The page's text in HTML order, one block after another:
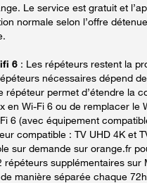
Le service est gratuit et
normale selon l’offre
6 : Les répéteurs restent la
nécessaires dépend
répéteur permet d’étendre la
en Wi-Fi 6 ou de remplacer le
6 (avec équipement
compatible : TV UHD 4K et
sur demande sur orange.fr
répéteurs supplémentaires sur
manière séparée chaque